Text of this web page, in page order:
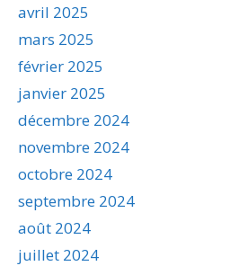
avril 2025
mars 2025
février 2025
janvier 2025
décembre 2024
novembre 2024
octobre 2024
septembre 2024
août 2024
juillet 2024